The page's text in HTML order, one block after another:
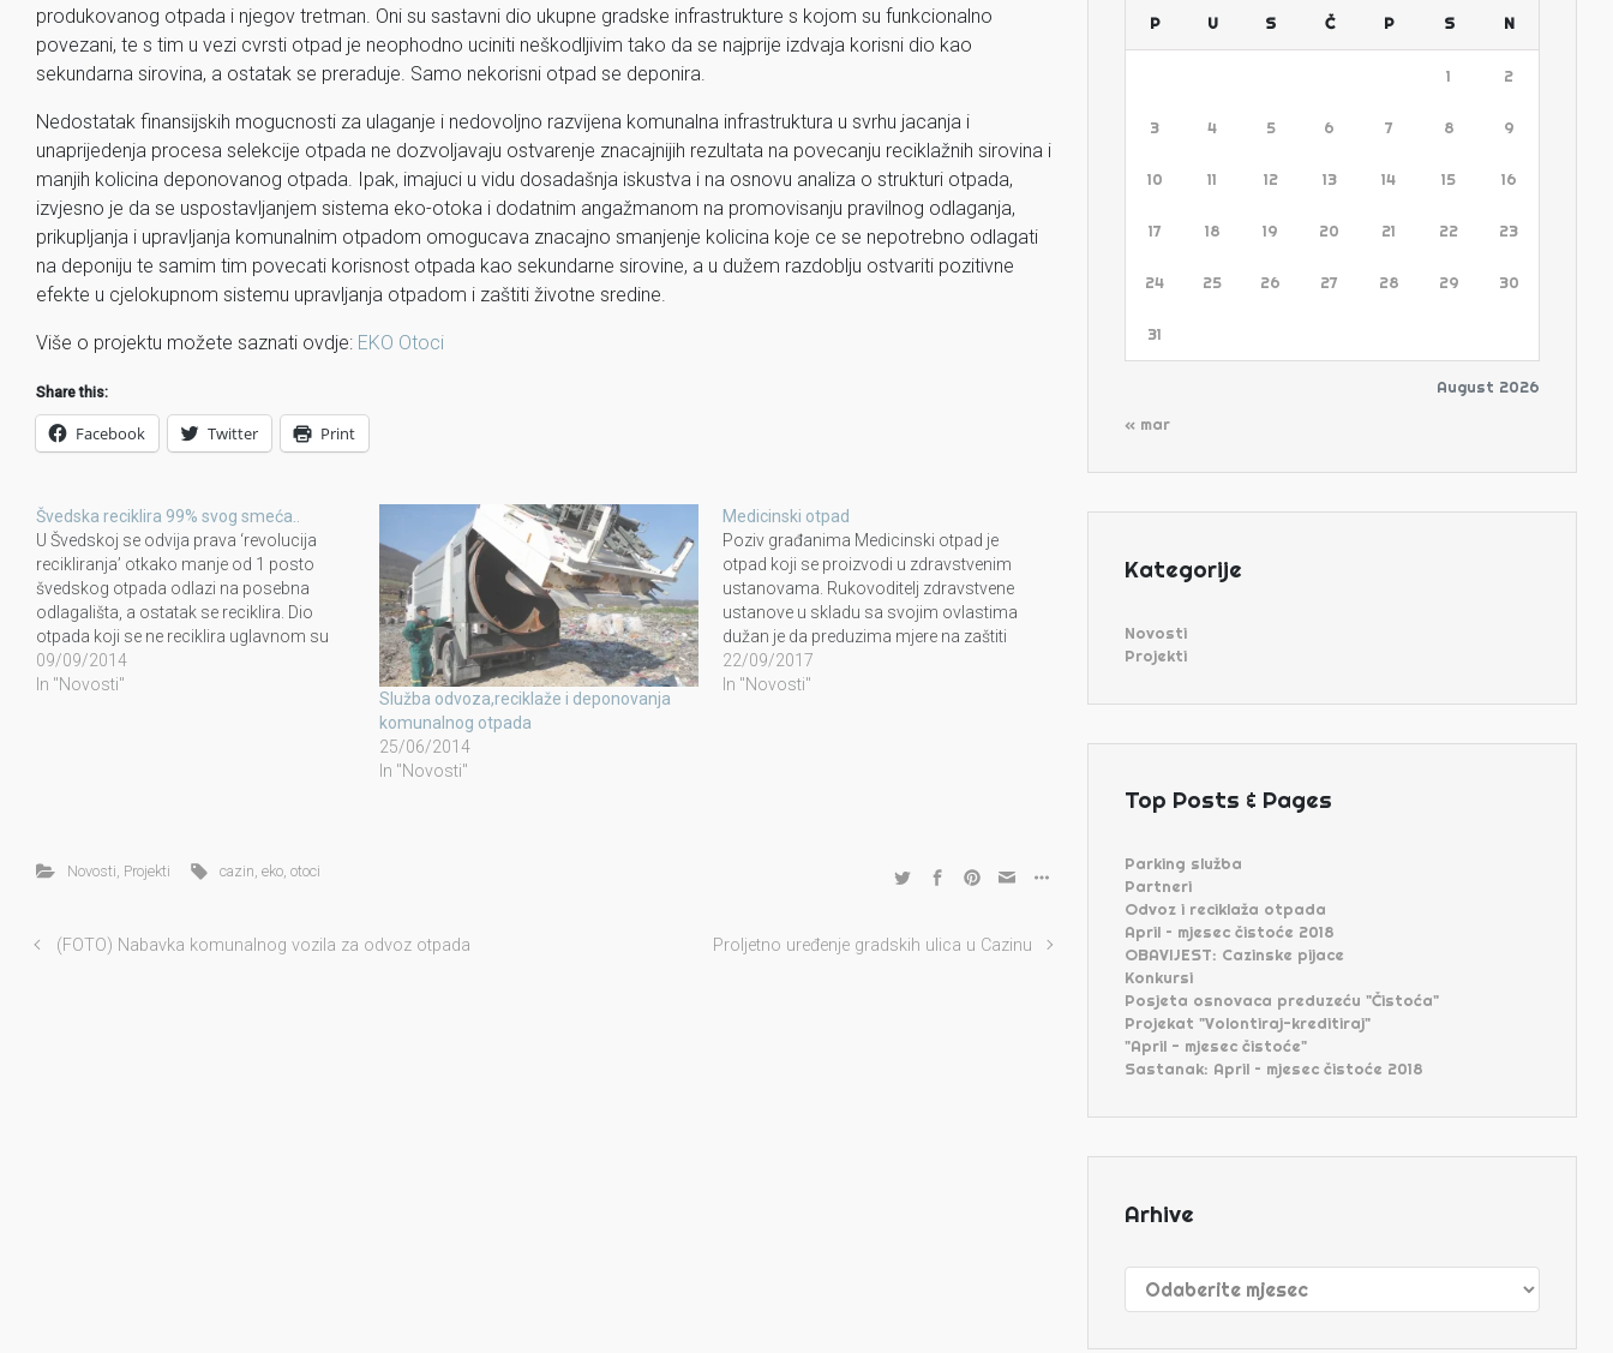
produkovanog otpada i njegov tretman. Oni su sastavni dio ukupne gradske infrastrukture s kojom su funkcionalno
povezani, te s tim u vezi cvrsti otpad je neophodno uciniti neškodljivim tako da se najprije izdvaja korisni dio kao
sekundarna sirovina, a ostatak se preraduje. Samo nekorisni otpad se deponira.
Nedostatak finansijskih mogucnosti za ulaganje i nedovoljno razvijena komunalna infrastruktura u svrhu jacanja i
unaprijedenja procesa selekcije otpada ne dozvoljavaju ostvarenje znacajnijih rezultata na povecanju reciklažnih sirovina i
manjih kolicina deponovanog otpada. Ipak, imajuci u vidu dosadašnja iskustva i na osnovu analiza o strukturi otpada,
izvjesno je da se uspostavljanjem sistema eko-otoka i dodatnim angažmanom na promovisanju pravilnog odlaganja,
prikupljanja i upravljanja komunalnim otpadom omogucava znacajno smanjenje kolicina koje ce se nepotrebno odlagati
na deponiju te samim tim povecati korisnost otpada kao sekundarne sirovine, a u dužem razdoblju ostvariti pozitivne
efekte u cjelokupnom sistemu upravljanja otpadom i zaštiti životne sredine.
Više o projektu možete saznati ovdje: EKO Otoci
Share this:
Facebook Twitter Print
Švedska reciklira 99% svog smeća..
U Švedskoj se odvija prava ‘revolucija
recikliranja’ otkako manje od 1 posto
švedskog otpada odlazi na posebna
odlagališta, a ostatak se reciklira. Dio
otpada koji se ne reciklira uglavnom su
otrovne tvari koje se odlažu u zatvorenim
spremnicima, kako ne bi zagađivali
09/09/2014
In "Novosti"
Služba odvoza,reciklaže i deponovanja
komunalnog otpada
25/06/2014
In "Novosti"
Medicinski otpad
Poziv građanima Medicinski otpad je
otpad koji se proizvodi u zdravstvenim
ustanovama. Rukovoditelj zdravstvene
ustanove u skladu sa svojim ovlastima
dužan je da preduzima mjere na zaštiti
djelatnika zdravstvene ustanove, djelatnika
na transportu otpada i sektora za
22/09/2017
In "Novosti"
Novosti Projekti cazin ,eko ,otoci
(FOTO) Nabavka komunalnog vozila za odvoz otpada Proljetno uređenje gradskih ulica u Cazinu
August 2026
P U S Č P S N
1 2
3 4 5 6 7 8 9
10 11 12 13 14 15 16
17 18 19 20 21 22 23
24 25 26 27 28 29 30
31
« mar
Kategorije
Novosti
Projekti
Top Posts & Pages
Parking služba
Partneri
Odvoz i reciklaža otpada
April – mjesec čistoće 2018
OBAVIJEST: Cazinske pijace
Konkursi
Posjeta osnovaca preduzeću "Čistoća"
Projekat "Volontiraj-kreditiraj"
"April - mjesec čistoće"
Sastanak: April – mjesec čistoće 2018
Arhive